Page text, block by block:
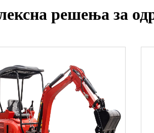
решења за